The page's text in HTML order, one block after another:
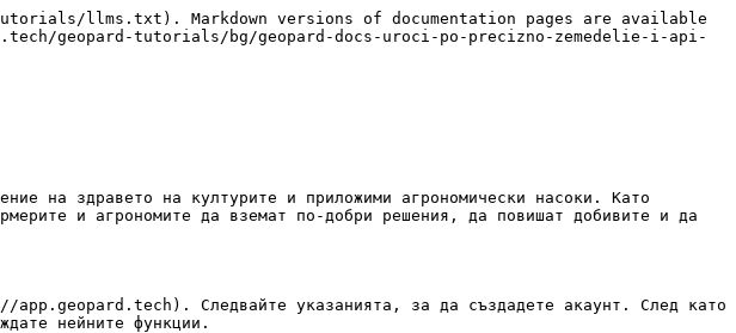
llms.txt). Markdown versions of documentation pages are available
geopard-tutorials/bg/geopard-docs-uroci-po-precizno-zemedelie-i-api-
на здравето на културите и приложими агрономически насоки. Като
и агрономите да вземат по-добри решения, да повишат добивите и да
Следвайте указанията, за да създадете акаунт. След като
нейните функции.